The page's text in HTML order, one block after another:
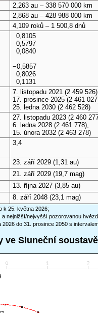
2,263 au – 338 570 000 km
2,868 au – 428 988 000 km
4,109 roků – 1 500,8 dnů
0,8105
0,5797
0,0840
−0,5857
0,8026
0,1131
7. listopadu 2021 (2 459
17. prosince 2025 (2 461
25. ledna 2030 (2 462 528)
27. listopadu 2023 (2 460
6. ledna 2028 (2 461 778),
15. února 2032 (2 463 278)
3,4
23. září 2029 (1,31 au)
21. září 2029 (19,7 mag)
13. října 2027 (3,85 au)
8. září 2048 (23,1 mag)
k 25. května 2026;
nejnižší/nejvyšší pozorovanou
do 31. prosince 2050 s
ve Sluneční soustavě